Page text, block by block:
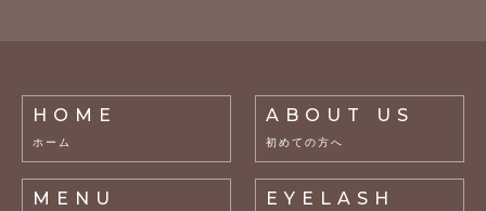
HOME
ホーム
ABOUT US
初めての方へ
MENU EYELASH